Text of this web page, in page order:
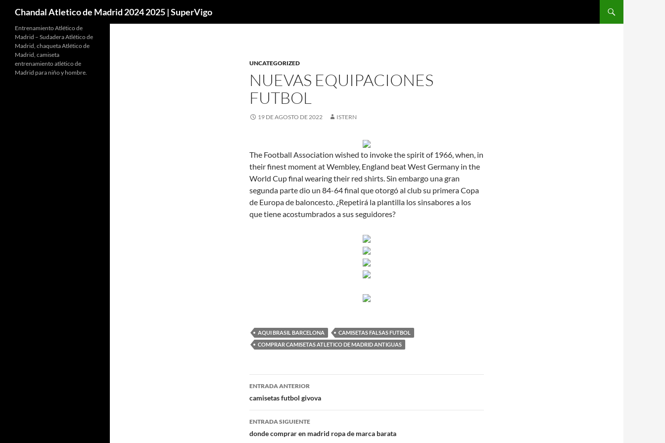
Chandal Atletico de Madrid 2024 2025 | SuperVigo
UNCATEGORIZED
NUEVAS EQUIPACIONES
FUTBOL
19 DE AGOSTO DE 2022 ISTERN
The Football Association wished to invoke the spirit of 1966, when, in
their finest moment at Wembley, England beat West Germany in the
World Cup final wearing their red shirts. Sin embargo una gran
segunda parte dio un 84-64 final que otorgó al club su primera Copa
de Europa de baloncesto. ¿Repetirá la plantilla los sinsabores a los
que tiene acostumbrados a sus seguidores?
AQUI BRASIL BARCELONA
CAMISETAS FALSAS FUTBOL
COMPRAR CAMISETAS ATLETICO DE MADRID ANTIGUAS
Navegación
de
entradas
ENTRADA ANTERIOR
camisetas futbol givova
ENTRADA SIGUIENTE
donde comprar en madrid ropa de marca barata
Entrenamiento Atlético de
Madrid – Sudadera Atlético de
Madrid, chaqueta Atlético de
Madrid, camiseta
entrenamiento atlético de
Madrid para niño y hombre.